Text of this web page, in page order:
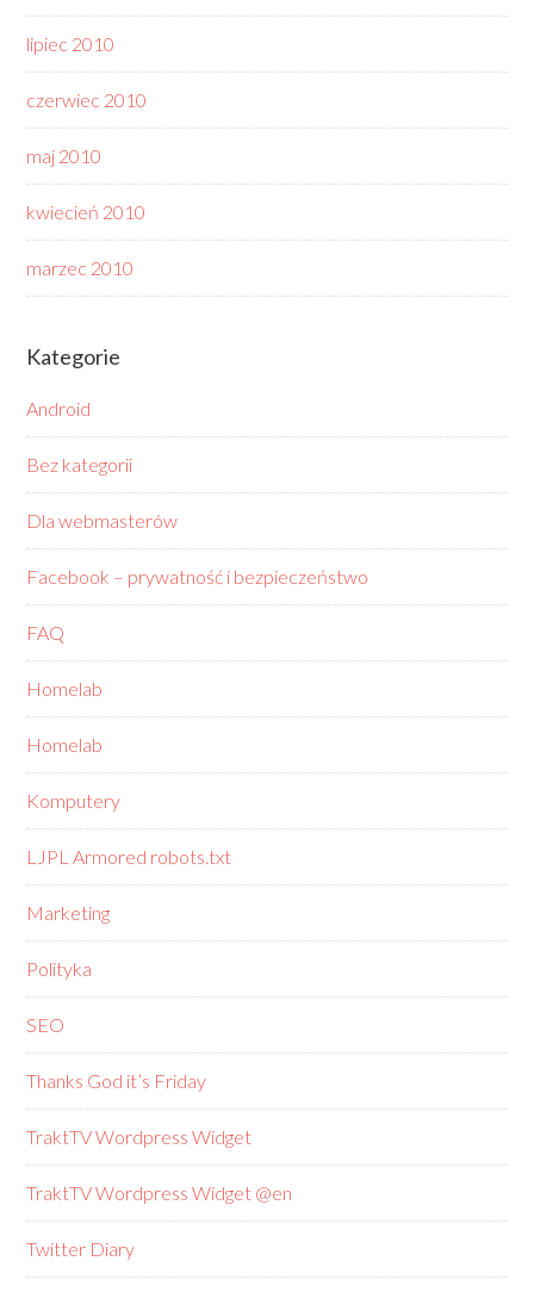
lipiec 2010
czerwiec 2010
maj 2010
kwiecień 2010
marzec 2010
Kategorie
Android
Bez kategorii
Dla webmasterów
Facebook – prywatność i bezpieczeństwo
FAQ
Homelab
Homelab
Komputery
LJPL Armored robots.txt
Marketing
Polityka
SEO
Thanks God it’s Friday
TraktTV Wordpress Widget
TraktTV Wordpress Widget @en
Twitter Diary